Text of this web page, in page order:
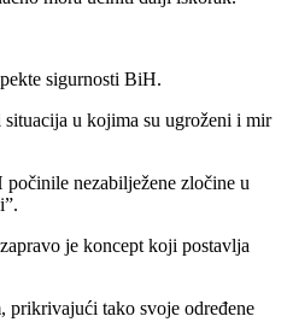
sigurnosti BiH.
u kojima su ugroženi i mir
nezabilježene zločine u
je koncept koji postavlja
prikrivajući tako svoje određene